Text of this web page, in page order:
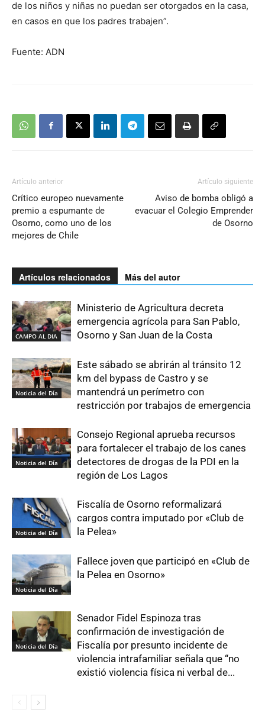
de los niños y niñas no puedan ser otorgados en la casa,
en casos en que los padres trabajen”.
Fuente: ADN
Artículo anterior
Crítico europeo nuevamente
premio a espumante de
Osorno, como uno de los
mejores de Chile
Artículo siguiente
Aviso de bomba obligó a
evacuar el Colegio Emprender
de Osorno
Artículos relacionados Más del autor
CAMPO AL DIA
Ministerio de Agricultura decreta
emergencia agrícola para San Pablo,
Osorno y San Juan de la Costa
Noticia del Día
Este sábado se abrirán al tránsito 12
km del bypass de Castro y se
mantendrá un perímetro con
restricción por trabajos de emergencia
Noticia del Día
Consejo Regional aprueba recursos
para fortalecer el trabajo de los canes
detectores de drogas de la PDI en la
región de Los Lagos
Noticia del Día
Fiscalía de Osorno reformalizará
cargos contra imputado por «Club de
la Pelea»
Noticia del Día
Fallece joven que participó en «Club de
la Pelea en Osorno»
Noticia del Día
Senador Fidel Espinoza tras
confirmación de investigación de
Fiscalía por presunto incidente de
violencia intrafamiliar señala que “no
existió violencia física ni verbal de...